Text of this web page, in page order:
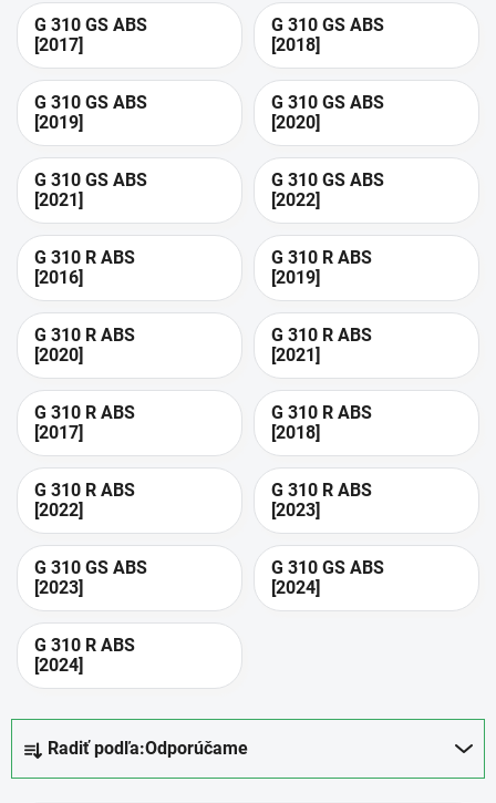
G 310 GS ABS
[2017]
G 310 GS ABS
[2018]
G 310 GS ABS
[2019]
G 310 GS ABS
[2020]
G 310 GS ABS
[2021]
G 310 GS ABS
[2022]
G 310 R ABS
[2016]
G 310 R ABS
[2019]
G 310 R ABS
[2020]
G 310 R ABS
[2021]
G 310 R ABS
[2017]
G 310 R ABS
[2018]
G 310 R ABS
[2022]
G 310 R ABS
[2023]
G 310 GS ABS
[2023]
G 310 GS ABS
[2024]
G 310 R ABS
[2024]
Radiť podľa:Odporúčame